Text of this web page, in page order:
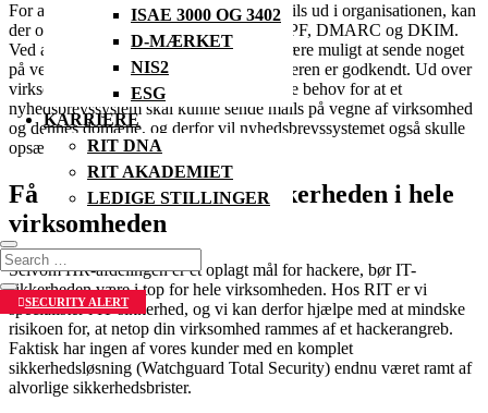
ISAE 3000 OG 3402
D-MÆRKET
NIS2
ESG
KARRIERE
RIT DNA
RIT AKADEMIET
LEDIGE STILLINGER
SECURITY ALERT
For at undgå, at der kan sendes falske mails ud i organisationen, kan
der opsættes en række mailprotokoller: SPF, DMARC og DKIM.
Ved at have disse aktiveret, vil det ikke være muligt at sende noget
på vegne af domænet, medmindre afsenderen er godkendt. Ud over
virksomhedens mailadresser, kan der være behov for at et
nyhedsbrevssystem skal kunne sende mails på vegne af virksomhed
og dennes domæne, og derfor vil nyhedsbrevssystemet også skulle
opsættes som en godkendt afsender.
Få hjælp til at øge IT-sikkerheden i hele
virksomheden
Selvom HR-afdelingen er et oplagt mål for hackere, bør IT-
sikkerheden være i top for hele virksomheden. Hos RIT er vi
specialister i IT-sikkerhed, og vi kan derfor hjælpe med at mindske
risikoen for, at netop din virksomhed rammes af et hackerangreb.
Faktisk har ingen af vores kunder med en komplet
sikkerhedsløsning (Watchguard Total Security) endnu været ramt af
alvorlige sikkerhedsbrister.